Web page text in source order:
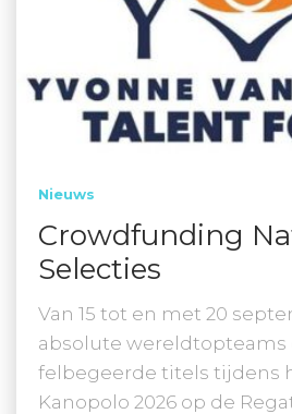
Nieuws
Crowdfunding
Selecties
Van 15 tot en met 20
absolute wereldtopteams
felbegeerde titels tijdens
Kanopolo 2026 op de